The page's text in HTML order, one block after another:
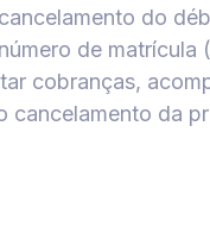
do
de
cobranças,
cancelamento da